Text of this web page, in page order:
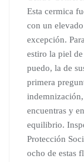
Esta cermica
con un
excepción.
estiro la piel
puedo, la de
primera
encuentras y
equilibrio.
Protección
ocho de estas